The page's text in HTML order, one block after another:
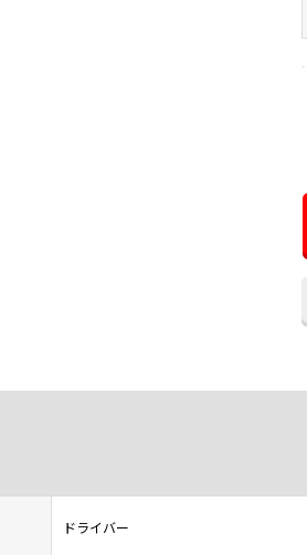
ドライバー